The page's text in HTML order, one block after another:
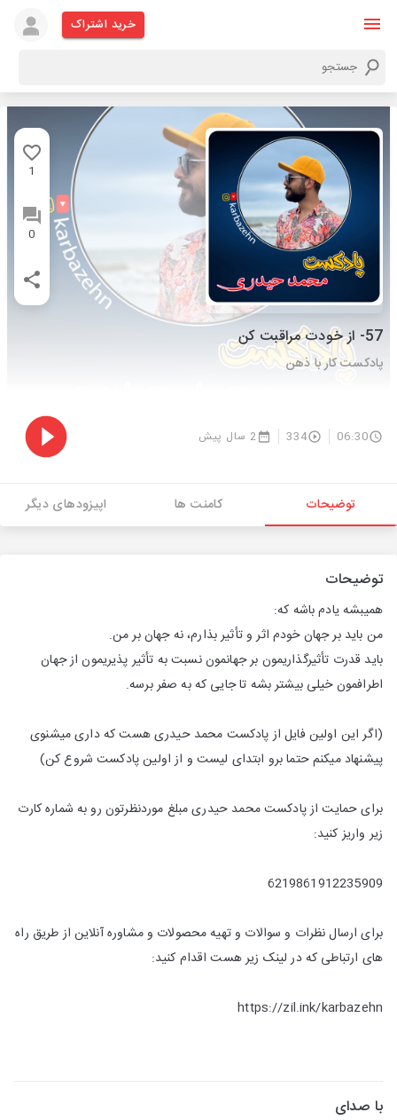
خرید اشتراک
1
0
57- از خودت مراقبت کن
پادکست کار با ذهن
06:30
334 2 سال پیش
توضیحات کامنت ها اپیزودهای دیگر
توضیحات
همیبشه یادم باشه که:
من باید بر جهان خودم اثر و تأثیر بذارم، نه جهان بر من.
باید قدرت تأثیرگذاریمون بر جهانمون نسبت به تأثیر پذیریمون از جهان
اطرافمون خیلی بیشتر بشه تا جایی که به صفر برسه.
(اگر این اولین فایل از پادکست محمد حیدری هست که داری میشنوی
پیشنهاد میکنم حتما برو ابتدای لیست و از اولین پادکست شروع کن)
برای حمایت از پادکست محمد حیدری مبلغ موردنظرتون رو به شماره کارت
زیر واریز کنید:
6219861912235909
برای ارسال نظرات و سوالات و تهیه محصولات و مشاوره آنلاین از طریق راه
های ارتباطی که در لینک زیر هست اقدام کنید:
https://zil.ink/karbazehn
با صدای